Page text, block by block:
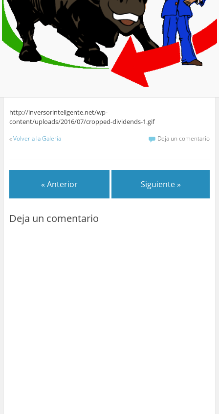
http://inversorinteligente.net/wp-
content/uploads/2016/07/cropped-dividends-1.gif
«Volver a la Galería Deja un comentario
« Anterior Siguiente »
Deja un comentario